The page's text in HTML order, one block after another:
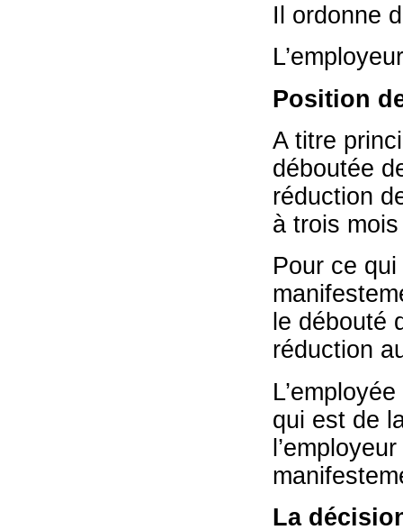
Il ordonne
Position
A titre
déboutée
réduction
à trois
Pour ce
le débouté
réduction
qui est de
La